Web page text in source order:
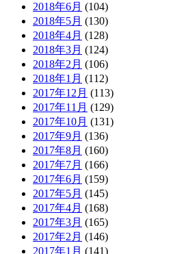
2018年6月 (104)
2018年5月 (130)
2018年4月 (128)
2018年3月 (124)
2018年2月 (106)
2018年1月 (112)
2017年12月 (113)
2017年11月 (129)
2017年10月 (131)
2017年9月 (136)
2017年8月 (160)
2017年7月 (166)
2017年6月 (159)
2017年5月 (145)
2017年4月 (168)
2017年3月 (165)
2017年2月 (146)
2017年1月 (141)